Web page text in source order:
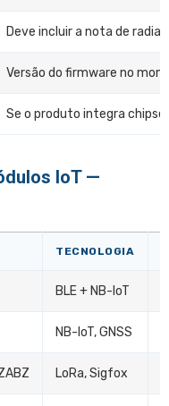
Deve incluir a nota de
Versão do firmware no
Se o produto integra
IoT —
TECNOLOGIA
BLE + NB-IoT
NB-IoT, GNSS
LoRa, Sigfox